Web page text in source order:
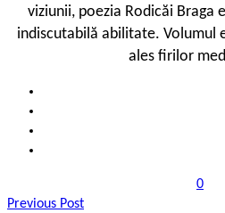
viziunii, poezia Rodicăi Braga
indiscutabilă abilitate. Volumul
ales firilor
0
Previous Post